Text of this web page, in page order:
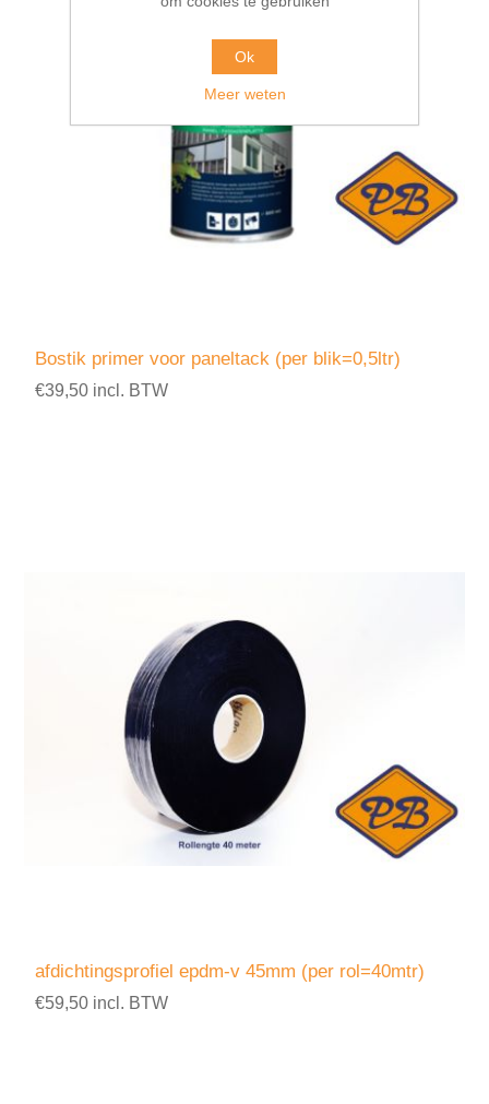
Bostik primer voor paneltack (per blik=0,5ltr)
€39,50 incl. BTW
afdichtingsprofiel epdm-v 45mm (per rol=40mtr)
€59,50 incl. BTW
Ok
Meer weten